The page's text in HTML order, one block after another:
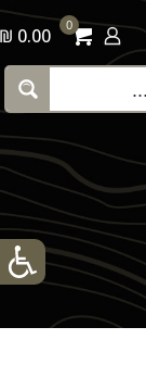
0
0.00 ₪